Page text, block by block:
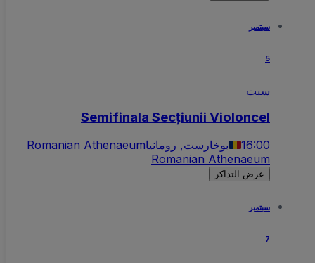
سبتمبر
سبت
Semifinala Secțiunii Violoncel
16:00 بوخارست, رومانياRomanian Athenaeum
Romanian Athenaeum
عرض التذاكر
سبتمبر